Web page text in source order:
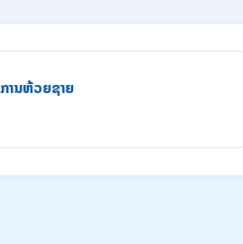
ນຫ້ວຍຊາຍ